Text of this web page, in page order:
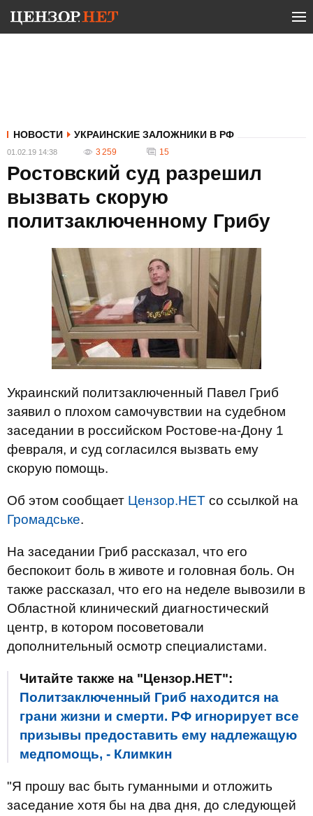
НОВОСТИ УКРАИНСКИЕ ЗАЛОЖНИКИ В РФ
01.02.19 14:38 3 259 15
Ростовский суд разрешил
вызвать скорую
политзаключенному Грибу
Украинский политзаключенный Павел Гриб
заявил о плохом самочувствии на судебном
заседании в российском Ростове-на-Дону 1
февраля, и суд согласился вызвать ему
скорую помощь.
Об этом сообщает Цензор.НЕТ со ссылкой на
Громадське.
На заседании Гриб рассказал, что его
беспокоит боль в животе и головная боль. Он
также рассказал, что его на неделе вывозили в
Областной клинический диагностический
центр, в котором посоветовали
дополнительный осмотр специалистами.
Читайте также на "Цензор.НЕТ":
Политзаключенный Гриб находится на
грани жизни и смерти. РФ игнорирует все
призывы предоставить ему надлежащую
медпомощь, - Климкин
"Я прошу вас быть гуманными и отложить
заседание хотя бы на два дня, до следующей